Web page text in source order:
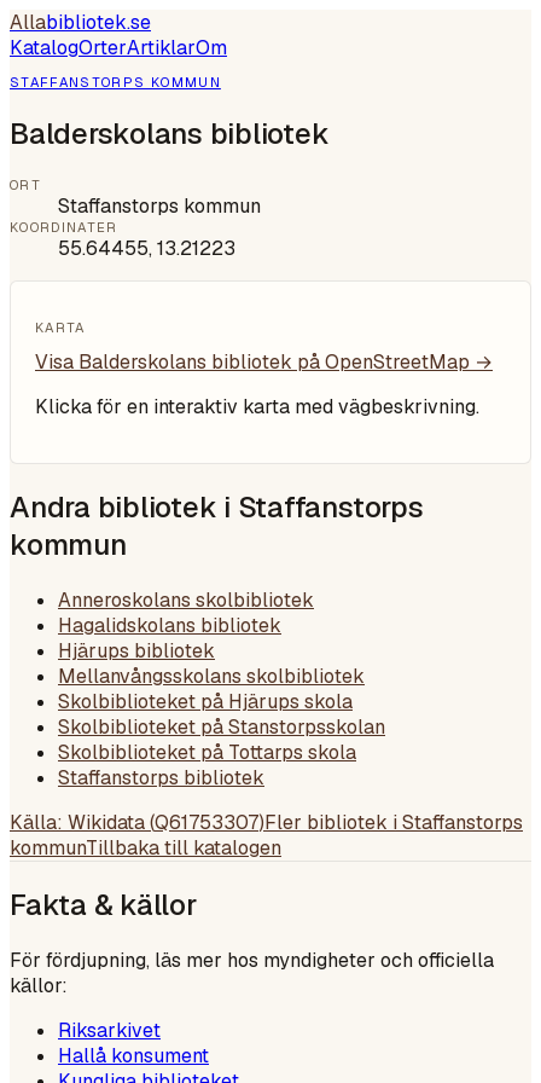
Allabibliotek.se
KatalogOrterArtiklarOm
STAFFANSTORPS KOMMUN
Balderskolans bibliotek
ORT
Staffanstorps kommun
KOORDINATER
55.64455,13.21223
KARTA
Visa Balderskolans bibliotek på OpenStreetMap →
Klicka för en interaktiv karta med vägbeskrivning.
Andra bibliotek i Staffanstorps
kommun
Anneroskolans skolbibliotek
Hagalidskolans bibliotek
Hjärups bibliotek
Mellanvångsskolans skolbibliotek
Skolbiblioteket på Hjärups skola
Skolbiblioteket på Stanstorpsskolan
Skolbiblioteket på Tottarps skola
Staffanstorps bibliotek
Källa: Wikidata (Q61753307)Fler bibliotek i Staffanstorps
kommunTillbaka till katalogen
Fakta & källor
För fördjupning, läs mer hos myndigheter och officiella
källor:
Riksarkivet
Hallå konsument